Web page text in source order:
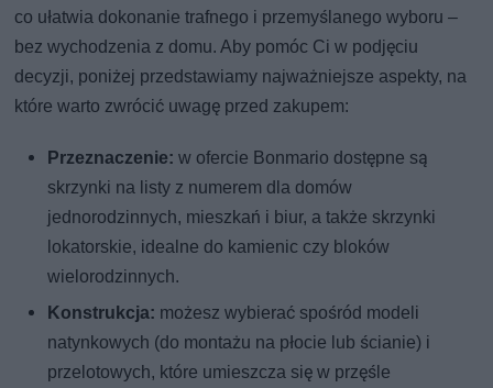
co ułatwia dokonanie trafnego i przemyślanego wyboru –
bez wychodzenia z domu. Aby pomóc Ci w podjęciu
decyzji, poniżej przedstawiamy najważniejsze aspekty, na
które warto zwrócić uwagę przed zakupem:
Przeznaczenie:w ofercie Bonmario dostępne są
skrzynki na listy z numerem dla domów
jednorodzinnych, mieszkań i biur, a także skrzynki
lokatorskie, idealne do kamienic czy bloków
wielorodzinnych.
Konstrukcja: możesz wybierać spośród modeli
natynkowych (do montażu na płocie lub ścianie) i
przelotowych, które umieszcza się w przęśle